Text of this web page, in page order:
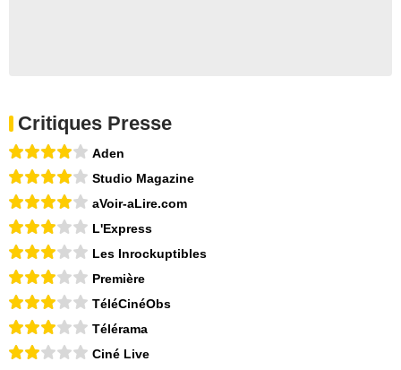
Critiques Presse
Aden
Studio Magazine
aVoir-aLire.com
L'Express
Les Inrockuptibles
Première
TéléCinéObs
Télérama
Ciné Live